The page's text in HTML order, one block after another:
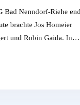
Bad Nenndorf-Riehe
brachte Jos Homeier
und Robin Gaida. In…